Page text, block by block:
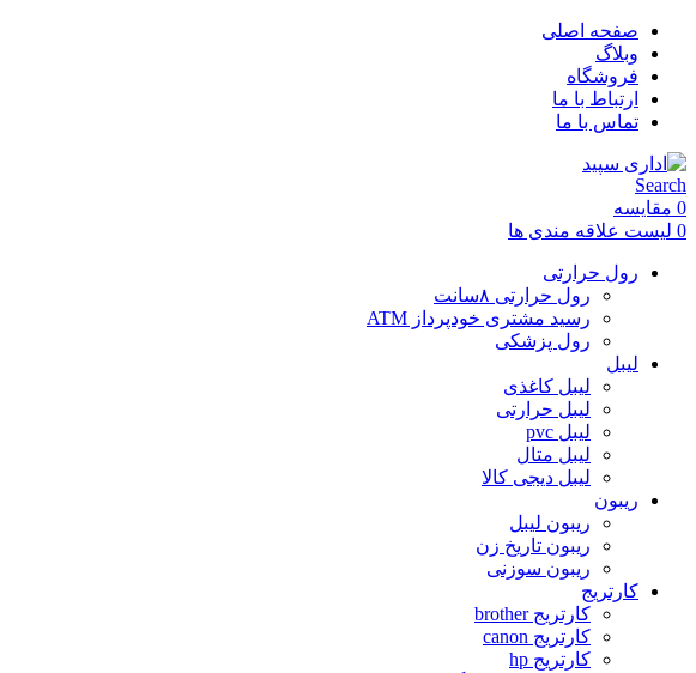
صفحه اصلی
وبلاگ
فروشگاه
ارتباط با ما
تماس با ما
Search
0 مقایسه
0 لیست علاقه مندی ها
رول حرارتی
رول حرارتی ۸سانت
رسید مشتری خودپرداز ATM
رول پزشکی
لیبل
لیبل کاغذی
لیبل حرارتی
لیبل pvc
لیبل متال
لیبل دیجی کالا
ریبون
ریبون لیبل
ریبون تاریخ زن
ریبون سوزنی
کارتریج
کارتریج brother
کارتریج canon
کارتریج hp